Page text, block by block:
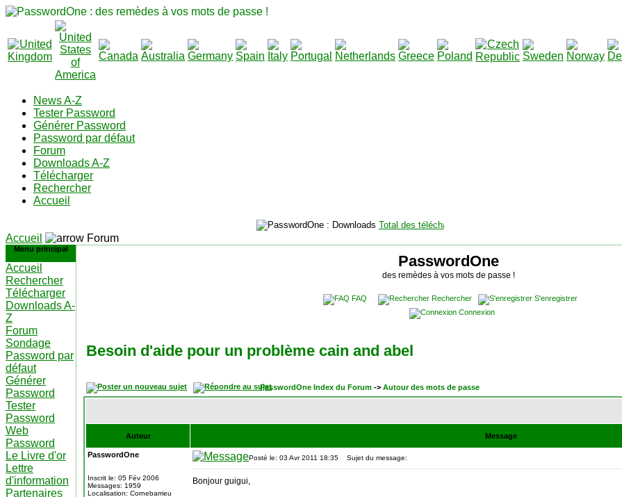
News A-Z
Tester Password
Générer Password
Password par défaut
Forum
Downloads A-Z
Télécharger
Rechercher
Accueil
Total des téléchargements
Accueil
Forum
Menu principal
Accueil
Rechercher
Télécharger
Downloads A-
Z
Forum
Sondage
Password par
défaut
Générer
Password
Tester
Password
Web
Password
Le Livre d'or
Lettre
d'information
Partenaires
PasswordOne
des remèdes à vos mots de passe !
FAQ Rechercher
S'enregistrer
Connexion
Besoin d'aide pour un problème cain and abel
PasswordOne Index du Forum -> Autour des mots de passe
Auteur Message
PasswordOne
Inscrit le: 05 Fév 2006
Messages: 1959
Localisation: Cornebarrieu
Posté le: 03 Avr 2011 18:35 Sujet du message:
Bonjour guigui,